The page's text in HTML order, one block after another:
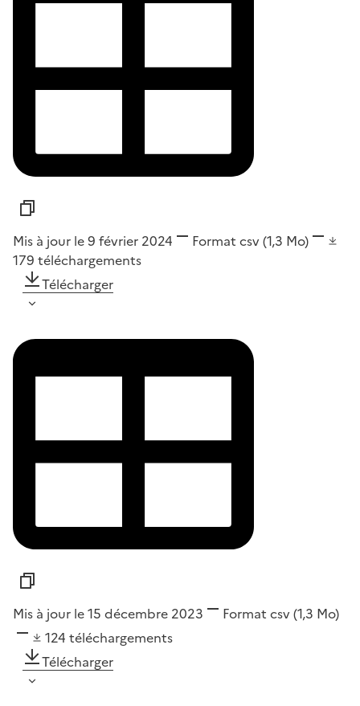
Mis à jour le 9 février 2024 Format csv(1,3 Mo)
179 téléchargements
Télécharger
Mis à jour le 15 décembre 2023 Format csv(1,3 Mo)
124 téléchargements
Télécharger